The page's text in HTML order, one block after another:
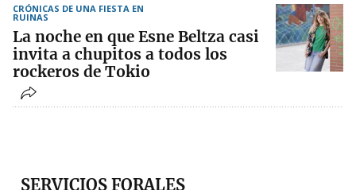
CRÓNICAS DE UNA FIESTA EN
RUINAS
La noche en que Esne Beltza casi
invita a chupitos a todos los
rockeros de Tokio
SERVICIOS FORALES